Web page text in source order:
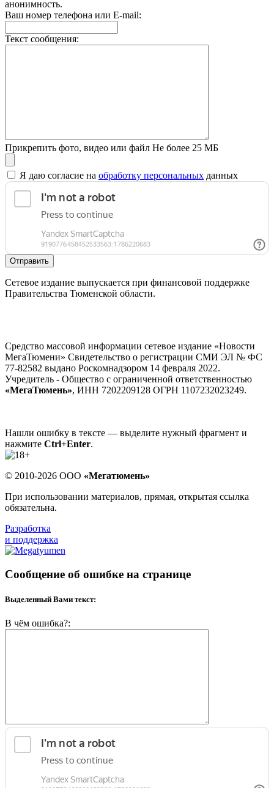
анонимность.
Ваш номер телефона или E-mail:
Текст сообщения:
Прикрепить фото, видео или файл Не более 25 МБ
Я даю согласие на обработку персональных данных
Отправить
Сетевое издание выпускается при финансовой поддержке
Правительства Тюменской области.
Средство массовой информации сетевое издание «Новости
МегаТюмени» Свидетельство о регистрации СМИ ЭЛ № ФС
77-82582 выдано Роскомнадзором 14 февраля 2022.
Учредитель - Общество с ограниченной ответственностью
«МегаТюмень», ИНН 7202209128 ОГРН 1107232023249.
Нашли ошибку в тексте — выделите нужный фрагмент и
нажмите Ctrl+Enter.
© 2010-2026 ООО «Мегатюмень»
При использовании материалов, прямая, открытая ссылка
обязательна.
Разработка
и поддержка
Сообщение об ошибке на странице
Выделенный Вами текст:
В чём ошибка?: